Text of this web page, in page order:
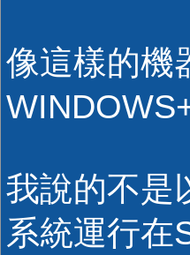
像這樣的機
我說的不是
系統運行在